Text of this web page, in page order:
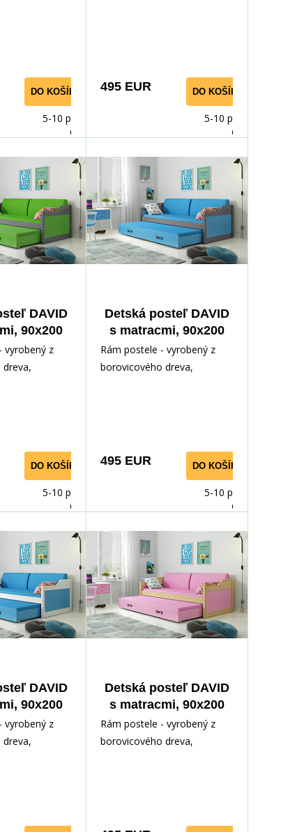
DO KOŠÍKA
5-10 prac.
dnů
495 EUR DO KOŠÍKA
5-10 prac.
dnů
DAVID
90x200
Zelená
vyrobený z
DO KOŠÍKA
5-10 prac.
dnů
Detská posteľ DAVID
s matracmi, 90x200
cm, Grafit/Modrá
Rám postele - vyrobený z
borovicového dreva,
495 EUR DO KOŠÍKA
5-10 prac.
dnů
DAVID
90x200
Grafit
vyrobený z
Detská posteľ DAVID
s matracmi, 90x200
cm,
Prírodná/Grafitová
Rám postele - vyrobený z
borovicového dreva,